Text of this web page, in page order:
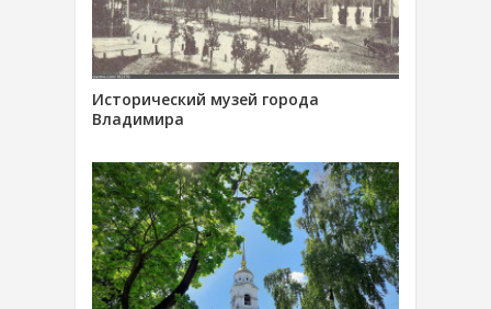
Исторический музей города
Владимира